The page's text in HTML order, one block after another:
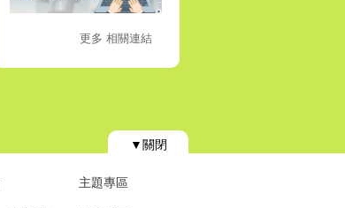
更多 相關連結
▼關閉
主題專區